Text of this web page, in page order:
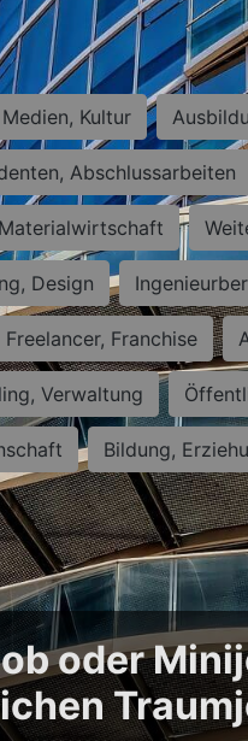
Kultur
Abschlussarbeiten
Design
Franchise
Verwaltung
Bildung,
oder